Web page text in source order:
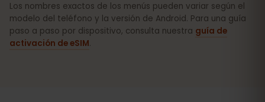
Los nombres exactos de los menús pueden variar según el
modelo del teléfono y la versión de Android. Para una guía
paso a paso por dispositivo, consulta nuestra guía de
activación de eSIM.